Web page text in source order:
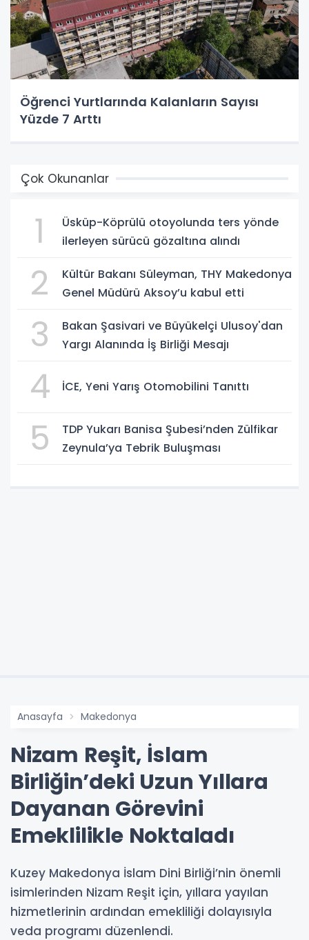
Öğrenci Yurtlarında Kalanların Sayısı
Yüzde 7 Arttı
Çok Okunanlar
1
Üsküp-Köprülü otoyolunda ters yönde
ilerleyen sürücü gözaltına alındı
2
Kültür Bakanı Süleyman, THY Makedonya
Genel Müdürü Aksoy’u kabul etti
3
Bakan Şasivari ve Büyükelçi Ulusoy'dan
Yargı Alanında İş Birliği Mesajı
4 İCE, Yeni Yarış Otomobilini Tanıttı
5
TDP Yukarı Banisa Şubesi’nden Zülfikar
Zeynula’ya Tebrik Buluşması
Anasayfa Makedonya
Nizam Reşit, İslam
Birliğin’deki Uzun Yıllara
Dayanan Görevini
Emeklilikle Noktaladı
Kuzey Makedonya İslam Dini Birliği’nin önemli
isimlerinden Nizam Reşit için, yıllara yayılan
hizmetlerinin ardından emekliliği dolayısıyla
veda programı düzenlendi.